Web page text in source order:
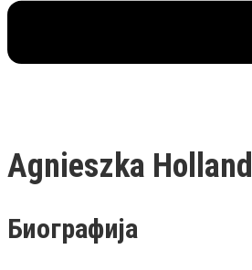
Agnieszka Holland
Биографија